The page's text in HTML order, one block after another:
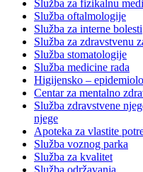
Služba za fizikalnu
Služba oftalmologije
Služba za interne bolesti
Služba za zdravstvenu
Služba stomatologije
Služba medicine rada
Higijensko –
Centar za mentalno
Služba zdravstvene
njege
Apoteka za vlastite
Služba voznog parka
Služba za kvalitet